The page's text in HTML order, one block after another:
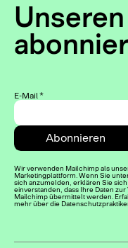
E-Mail*
Wir verwenden Mailchimp als
Marketingplattform. Wenn Sie
sich anzumelden, erklären Sie sich
einverstanden, dass Ihre Daten zur
Mailchimp übermittelt werden.
mehr über die